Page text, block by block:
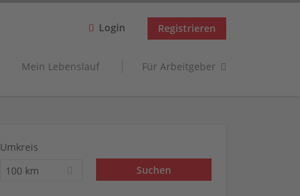
Login Registrieren
Mein Lebenslauf Für Arbeitgeber
Umkreis
100 km